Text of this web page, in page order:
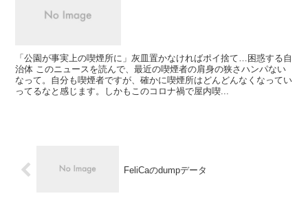
「公園が事実上の喫煙所に」灰皿置かなければポイ捨て…困惑する自
治体 このニュースを読んで、最近の喫煙者の肩身の狭さハンパない
なって。自分も喫煙者ですが、確かに喫煙所はどんどんなくなってい
ってるなと感じます。しかもこのコロナ禍で屋内喫...
FeliCaのdumpデータ